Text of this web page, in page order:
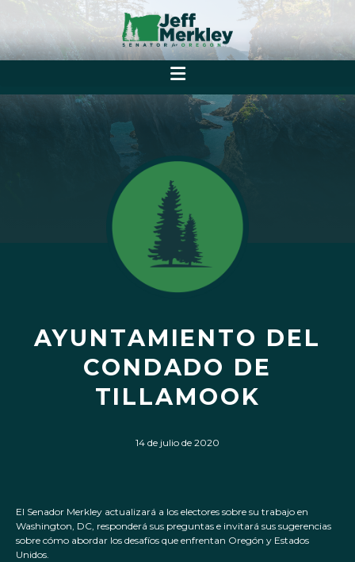
AYUNTAMIENTO DEL
CONDADO DE
TILLAMOOK
14 de julio de 2020
El Senador Merkley actualizará a los electores sobre su trabajo en
Washington, DC, responderá sus preguntas e invitará sus sugerencias
sobre cómo abordar los desafíos que enfrentan Oregón y Estados
Unidos.